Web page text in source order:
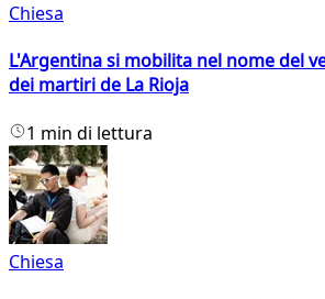
Chiesa
L'Argentina si mobilita nel nome del
dei martiri de La Rioja
1 min di lettura
Chiesa